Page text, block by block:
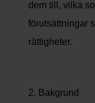
dem till, vilka
förutsättningar
rättigheter.
2. Bakgrund